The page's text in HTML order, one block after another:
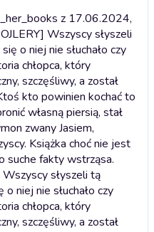
z 17.06.2024,
Wszyscy słyszeli
o niej nie słuchało czy
chłopca, który
szczęśliwy, a został
kto powinien kochać to
własną piersią, stał
zwany Jasiem,
Książka choć nie jest
suche fakty wstrząsa.
słyszeli tą
niej nie słuchało czy
chłopca, który
szczęśliwy, a został